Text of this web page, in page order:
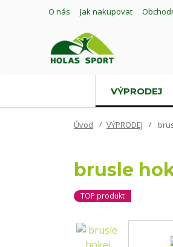
O nás Jak nakupovat
VÝPRODEJ
Úvod VÝPRODEJ
brusle
TOP produkt